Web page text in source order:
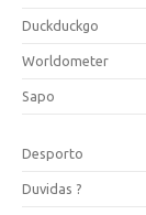
Duckduckgo
Worldometer
Sapo
Desporto
Duvidas ?